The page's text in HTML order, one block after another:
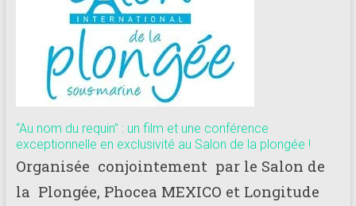
adhérents
Longitude
“Au nom du requin” : un film et une conférence
exceptionnelle en exclusivité au Salon de la plongée !
Organisée conjointement par le Salon de
la Plongée, Phocea MEXICO et Longitude